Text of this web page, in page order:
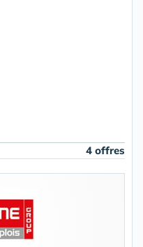
4 offres